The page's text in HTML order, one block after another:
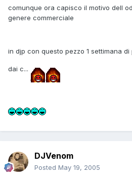
comunque ora capisco il motivo dell
genere commerciale
in djp con questo pezzo 1 settimana
dai c...
DJVenom
Posted May 19, 2005